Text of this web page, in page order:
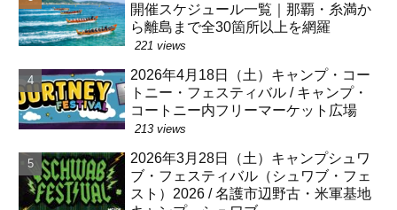
開催スケジュール一覧｜那覇・糸満か
ら離島まで全30箇所以上を網羅
221 views
2026年4月18日（土）キャンプ・コー
トニー・フェスティバル / キャンプ・
コートニー内フリーマーケット広場
213 views
2026年3月28日（土）キャンプシュワ
ブ・フェスティバル（シュワブ・フェ
スト）2026 / 名護市辺野古・米軍基地